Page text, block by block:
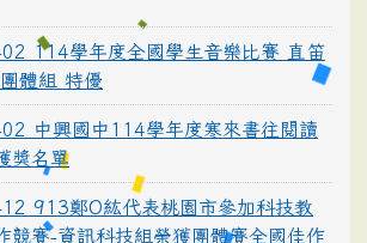
114學年度全國學生音樂比賽 直笛
體組 特優
中興國中114學年度寒來書往閱讀
獎名單
913鄭O紘代表桃園市參加科技教
競賽-資訊科技組榮獲團體賽全國佳作